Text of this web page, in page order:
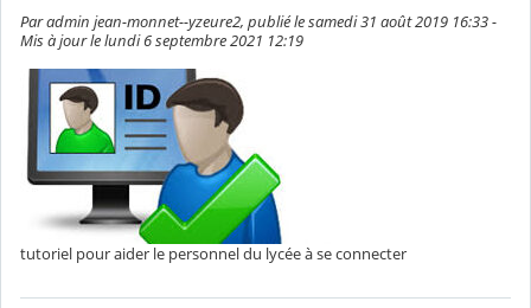
Par admin jean-monnet--yzeure2, publié le samedi 31 août 2019 16:33 -
Mis à jour le lundi 6 septembre 2021 12:19
tutoriel pour aider le personnel du lycée à se connecter